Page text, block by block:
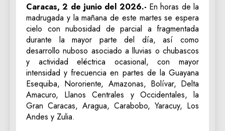
Caracas, 2 de junio del 2026.- En horas de la
madrugada y la mañana de este martes se espera
cielo con nubosidad de parcial a fragmentada
durante la mayor parte del día, así como
desarrollo nuboso asociado a lluvias o chubascos
y actividad eléctrica ocasional, con mayor
intensidad y frecuencia en partes de la Guayana
Esequiba, Nororiente, Amazonas, Bolívar, Delta
Amacuro, Llanos Centrales y Occidentales, la
Gran Caracas, Aragua, Carabobo, Yaracuy, Los
Andes y Zulia.